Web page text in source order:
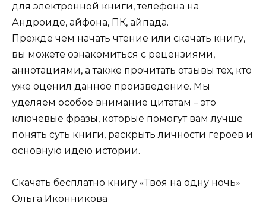
для электронной книги, телефона на
Андроиде, айфона, ПК, айпада.
Прежде чем начать чтение или скачать книгу,
вы можете ознакомиться с рецензиями,
аннотациями, а также прочитать отзывы тех, кто
уже оценил данное произведение. Мы
уделяем особое внимание цитатам – это
ключевые фразы, которые помогут вам лучше
понять суть книги, раскрыть личности героев и
основную идею истории.
Скачать бесплатно книгу «Твоя на одну ночь»
Ольга Иконникова